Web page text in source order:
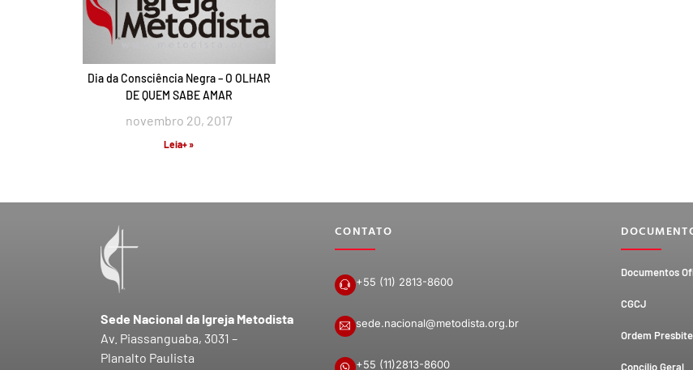
Dia da Consciência Negra – O OLHAR
DE QUEM SABE AMAR
novembro 20, 2017
Leia+ »
Sede Nacional da Igreja Metodista
Av. Piassanguaba, 3031 –
Planalto Paulista
CONTATO
+55 (11) 2813-8600
sede.nacional@metodista.org.br
+55 (11)2813-8600
Documentos
CGCJ
Ordem
Concílio Geral